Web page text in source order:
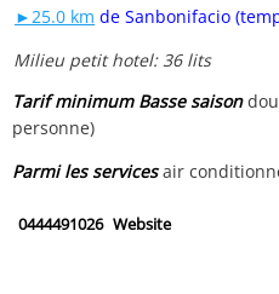
►25.0 km de Sanbonifacio
Milieu petit hotel: 36 lits
Tarif minimum Basse saison
personne)
Parmi les servicesair
0444491026 Website